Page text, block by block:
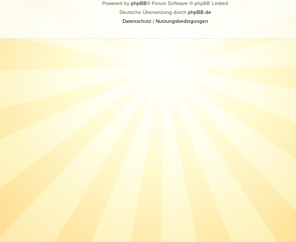
Powered by phpBB® Forum Software © phpBB Limited
Deutsche Übersetzung durch phpBB.de
Datenschutz| Nutzungsbedingungen